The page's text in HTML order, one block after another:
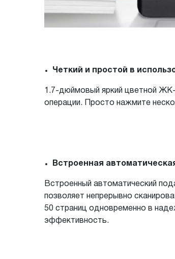
Четкий и простой в
1.7-дюймовый яркий цветной
операции. Просто нажмите
Встроенная
Встроенный автоматический
позволяет непрерывно
50 страниц одновременно в
эффективность.